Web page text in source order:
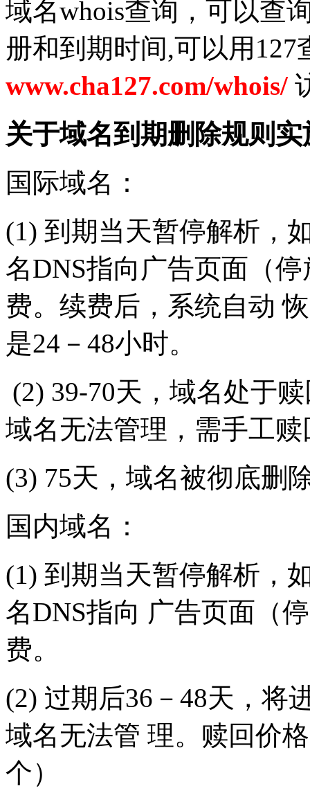
域名whois查询，可以查
册和到期时间,可以用
www.cha127.com/whois/
关于域名到期删除规则
国际域名：
(1) 到期当天暂停解析，
名DNS指向广告页面（
费。续费后，系统自动
是24－48小时。
(2) 39-70天，域名处于
域名无法管理，需手工赎
(3) 75天，域名被彻底删
国内域名：
(1) 到期当天暂停解析，
名DNS指向 广告页面（
费。
(2) 过期后36－48天，将
域名无法管 理。赎回价
个）